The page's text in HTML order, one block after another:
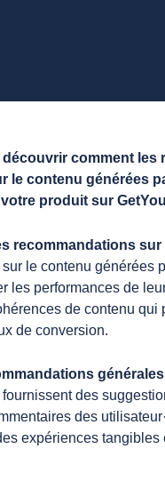
comment
le contenu générées
produit sur
recommandations
le contenu générées
les performances de
de contenu qui
de conversion.
générales
des
des
expériences